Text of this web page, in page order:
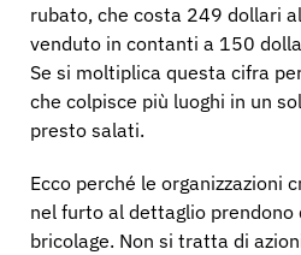
rubato, che costa 249 dollari
venduto in contanti a 150
Se si moltiplica questa cifra
che colpisce più luoghi in un
presto salati.
Ecco perché le organizzazioni
nel furto al dettaglio prendono
bricolage. Non si tratta di